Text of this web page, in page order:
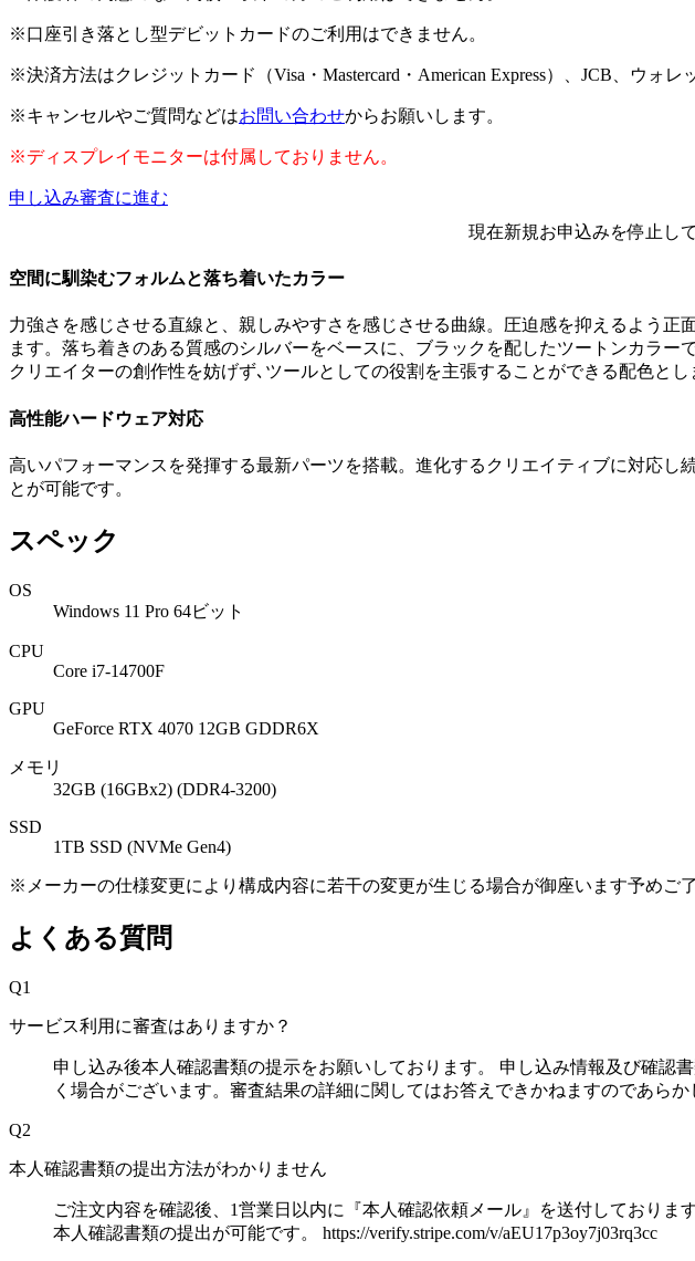
※口座引き落とし型デビットカードのご利用はできません。
※決済方法はクレジットカード（Visa・Mastercard・American Express）、JCB、ウォレ
※キャンセルやご質問などはお問い合わせからお願いします。
※ディスプレイモニターは付属しておりません。
申し込み審査に進む
現在新規お申込みを停止し
空間に馴染むフォルムと落ち着いたカラー
力強さを感じさせる直線と、親しみやすさを感じさせる曲線。圧迫感を抑えるよう
ます。落ち着きのある質感のシルバーをベースに、ブラックを配したツートンカラー
クリエイターの創作性を妨げず､ツールとしての役割を主張することができる配色とし
高性能ハードウェア対応
高いパフォーマンスを発揮する最新パーツを搭載。進化するクリエイティブに対応
とが可能です。
スペック
OS
Windows 11 Pro 64ビット
CPU
Core i7-14700F
GPU
GeForce RTX 4070 12GB GDDR6X
メモリ
32GB (16GBx2) (DDR4-3200)
SSD
1TB SSD (NVMe Gen4)
※メーカーの仕様変更により構成内容に若干の変更が生じる場合が御座います予めご
よくある質問
Q1
サービス利用に審査はありますか？
申し込み後本人確認書類の提示をお願いしております。 申し込み情報及び確認
く場合がございます。審査結果の詳細に関してはお答えできかねますのであら
Q2
本人確認書類の提出方法がわかりません
ご注文内容を確認後、1営業日以内に『本人確認依頼メール』を送付しており
本人確認書類の提出が可能です。 https://verify.stripe.com/v/aEU17p3oy7j03rq3cc